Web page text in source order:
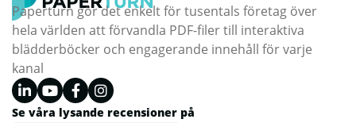
Paperturn gör det enkelt för tusentals företag över
hela världen att förvandla PDF-filer till interaktiva
blädderböcker och engagerande innehåll för varje
kanal
Se våra lysande recensioner på